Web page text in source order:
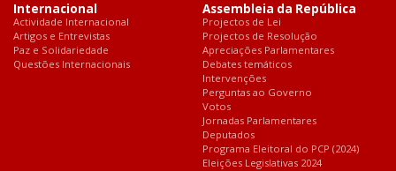
Internacional
Actividade Internacional
Artigos e Entrevistas
Paz e Solidariedade
Questões Internacionais
Assembleia da República
Projectos de Lei
Projectos de Resolução
Apreciações Parlamentares
Debates temáticos
Intervenções
Perguntas ao Governo
Votos
Jornadas Parlamentares
Deputados
Programa Eleitoral do PCP (2024)
Eleições Legislativas 2024